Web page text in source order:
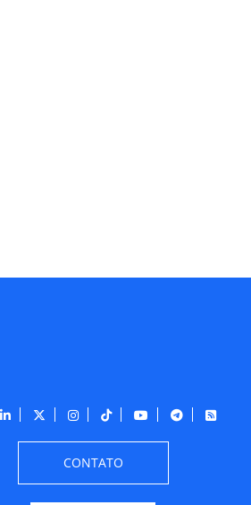
CONTATO